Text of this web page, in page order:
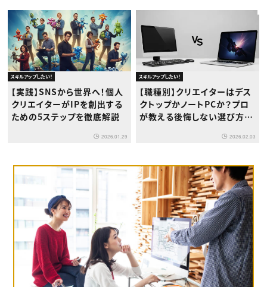
スキルアップしたい！
【実践】SNSから世界へ！個人
クリエイターがIPを創出する
ための5ステップを徹底解説
2026.01.29
スキルアップしたい！
【職種別】クリエイターはデス
クトップかノートPCか？プロ
が教える後悔しない選び方と
2026.02.03